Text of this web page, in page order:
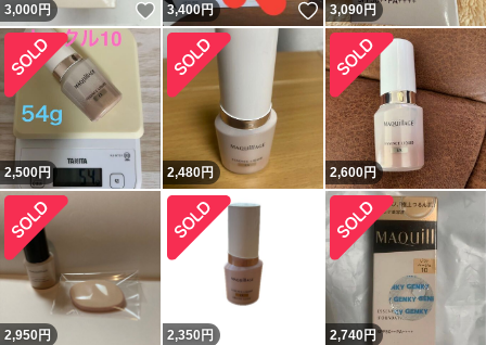
3,000円 いいね！
3,400円 いいね！
3,090円
2,500円 2,480円 2,600円
2,950円 2,350 円 2,740円